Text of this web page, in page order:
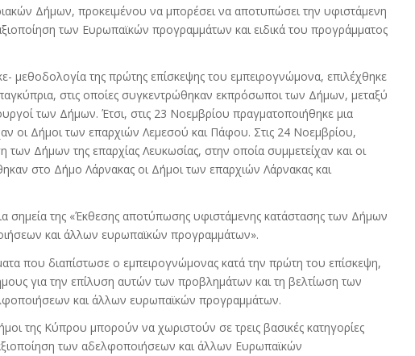
Δήμων, προκειμένου να μπορέσει να αποτυπώσει την υφιστάμενη
των Ευρωπαϊκών προγραμμάτων και ειδικά του προγράμματος
μεθοδολογία της πρώτης επίσκεψης του εμπειρογνώμονα, επιλέχθηκε
στις οποίες συγκεντρώθηκαν εκπρόσωποι των Δήμων, μεταξύ
των Δήμων. Έτσι, στις 23 Νοεμβρίου πραγματοποιήθηκε μια
οι Δήμοι των επαρχιών Λεμεσού και Πάφου. Στις 24 Νοεμβρίου,
Δήμων της επαρχίας Λευκωσίας, στην οποία συμμετείχαν και οι
στο Δήμο Λάρνακας οι Δήμοι των επαρχιών Λάρνακας και
σημεία της «Έκθεσης αποτύπωσης υφιστάμενης κατάστασης των Δήμων
και άλλων ευρωπαϊκών προγραμμάτων».
που διαπίστωσε ο εμπειρογνώμονας κατά την πρώτη του επίσκεψη,
για την επίλυση αυτών των προβλημάτων και τη βελτίωση των
και άλλων ευρωπαϊκών προγραμμάτων.
της Κύπρου μπορούν να χωριστούν σε τρεις βασικές κατηγορίες
των αδελφοποιήσεων και άλλων Ευρωπαϊκών